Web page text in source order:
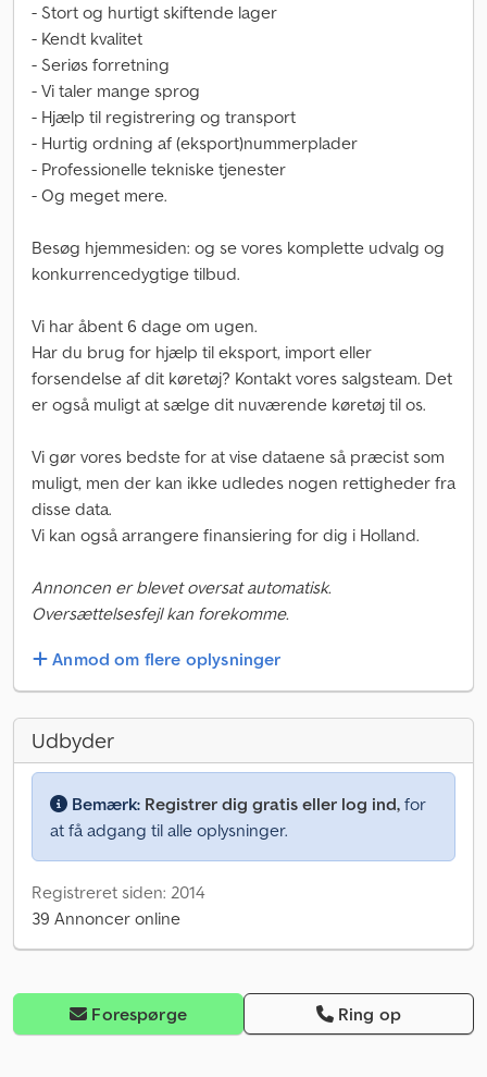
- Stort og hurtigt skiftende lager
- Kendt kvalitet
- Seriøs forretning
- Vi taler mange sprog
- Hjælp til registrering og transport
- Hurtig ordning af (eksport)nummerplader
- Professionelle tekniske tjenester
- Og meget mere.
Besøg hjemmesiden: og se vores komplette udvalg og
konkurrencedygtige tilbud.
Vi har åbent 6 dage om ugen.
Har du brug for hjælp til eksport, import eller
forsendelse af dit køretøj? Kontakt vores salgsteam. Det
er også muligt at sælge dit nuværende køretøj til os.
Vi gør vores bedste for at vise dataene så præcist som
muligt, men der kan ikke udledes nogen rettigheder fra
disse data.
Vi kan også arrangere finansiering for dig i Holland.
Annoncen er blevet oversat automatisk.
Oversættelsesfejl kan forekomme.
Anmod om flere oplysninger
Udbyder
Bemærk: Registrer dig gratis eller log ind, for
at få adgang til alle oplysninger.
Registreret siden: 2014
39 Annoncer online
Forespørge Ring op